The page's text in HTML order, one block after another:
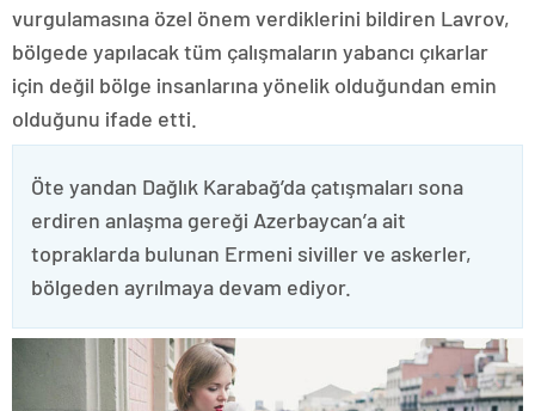
vurgulamasına özel önem verdiklerini bildiren Lavrov,
bölgede yapılacak tüm çalışmaların yabancı çıkarlar
için değil bölge insanlarına yönelik olduğundan emin
olduğunu ifade etti.
Öte yandan Dağlık Karabağ’da çatışmaları sona
erdiren anlaşma gereği Azerbaycan’a ait
topraklarda bulunan Ermeni siviller ve askerler,
bölgeden ayrılmaya devam ediyor.